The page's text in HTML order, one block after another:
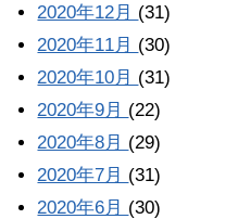
2020年12月 (31)
2020年11月 (30)
2020年10月 (31)
2020年9月 (22)
2020年8月 (29)
2020年7月 (31)
2020年6月 (30)